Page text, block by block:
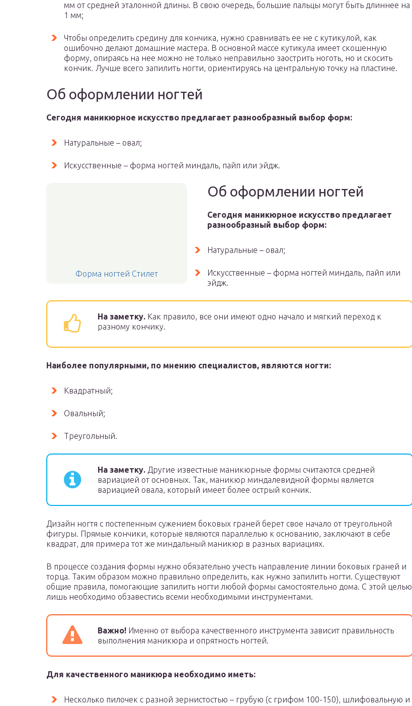
мм от средней эталонной длины. В свою очередь, большие пальцы могут быть длиннее на
1 мм;
Чтобы определить средину для кончика, нужно сравнивать ее не с кутикулой, как
ошибочно делают домашние мастера. В основной массе кутикула имеет скошенную
форму, опираясь на нее можно не только неправильно заострить ноготь, но и скосить
кончик. Лучше всего запилить ногти, ориентируясь на центральную точку на пластине.
Об оформлении ногтей
Сегодня маникюрное искусство предлагает разнообразный выбор форм:
Натуральные – овал;
Искусственные – форма ногтей миндаль, пайп или эйдж.
Форма ногтей Стилет
Об оформлении ногтей
Сегодня маникюрное искусство предлагает
разнообразный выбор форм:
Натуральные – овал;
Искусственные – форма ногтей миндаль, пайп или
эйдж.
На заметку. Как правило, все они имеют одно начало и мягкий переход к
разному кончику.
Наиболее популярными, по мнению специалистов, являются ногти:
Квадратный;
Овальный;
Треугольный.
На заметку. Другие известные маникюрные формы считаются средней
вариацией от основных. Так, маникюр миндалевидной формы является
вариацией овала, который имеет более острый кончик.
Дизайн ногтя с постепенным сужением боковых граней берет свое начало от треугольной
фигуры. Прямые кончики, которые являются параллелью к основанию, заключают в себе
квадрат, для примера тот же миндальный маникюр в разных вариациях.
В процессе создания формы нужно обязательно учесть направление линии боковых граней и
торца. Таким образом можно правильно определить, как нужно запилить ногти. Существуют
общие правила, помогающие запилить ногти любой формы самостоятельно дома. С этой целью
лишь необходимо обзавестись всеми необходимыми инструментами.
Важно! Именно от выбора качественного инструмента зависит правильность
выполнения маникюра и опрятность ногтей.
Для качественного маникюра необходимо иметь:
Несколько пилочек с разной зернистостью – грубую (с грифом 100-150), шлифовальную и